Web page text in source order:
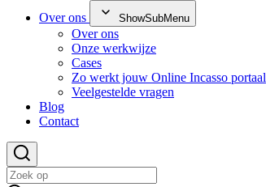
Over ons
ShowSubMenu
Over ons
Onze werkwijze
Cases
Zo werkt jouw Online Incasso portaal
Veelgestelde vragen
Blog
Contact